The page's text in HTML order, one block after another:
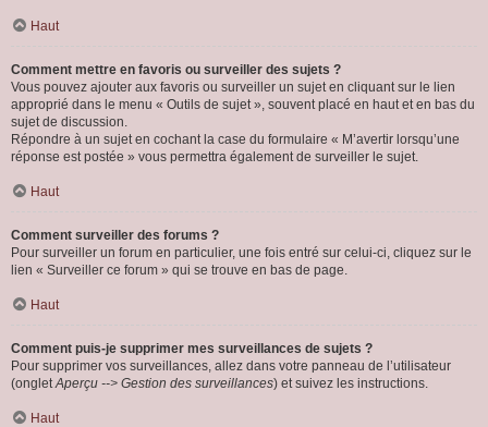
Haut
Comment mettre en favoris ou surveiller des sujets ?
Vous pouvez ajouter aux favoris ou surveiller un sujet en cliquant sur le lien
approprié dans le menu « Outils de sujet », souvent placé en haut et en bas du
sujet de discussion.
Répondre à un sujet en cochant la case du formulaire « M’avertir lorsqu’une
réponse est postée » vous permettra également de surveiller le sujet.
Haut
Comment surveiller des forums ?
Pour surveiller un forum en particulier, une fois entré sur celui-ci, cliquez sur le
lien « Surveiller ce forum » qui se trouve en bas de page.
Haut
Comment puis-je supprimer mes surveillances de sujets ?
Pour supprimer vos surveillances, allez dans votre panneau de l’utilisateur
(ongletAperçu --> Gestion des surveillances) et suivez les instructions.
Haut